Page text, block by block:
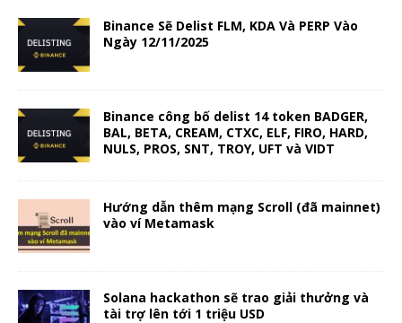
Binance Sẽ Delist FLM, KDA Và PERP Vào
Ngày 12/11/2025
Binance công bố delist 14 token BADGER,
BAL, BETA, CREAM, CTXC, ELF, FIRO, HARD,
NULS, PROS, SNT, TROY, UFT và VIDT
Hướng dẫn thêm mạng Scroll (đã mainnet)
vào ví Metamask
Solana hackathon sẽ trao giải thưởng và
tài trợ lên tới 1 triệu USD